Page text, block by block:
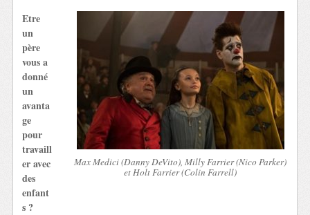
Max Medici (Danny DeVito), Milly Farrier (Nico Parker)
et Holt Farrier (Colin Farrell)
Etre
un
père
vous a
donné
un
avanta
ge
pour
travaill
er avec
des
enfant
s ?